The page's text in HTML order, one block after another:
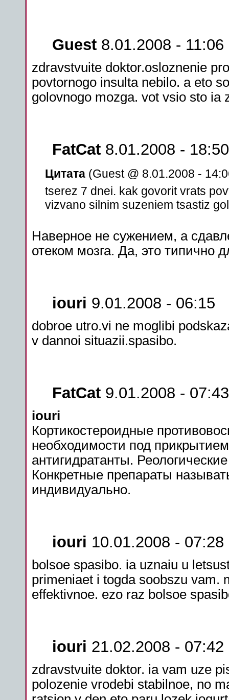
Guest 8.01.2008 - 11:06
zdravstvuite doktor.osloznenie
povtornogo insulta nebilo. a eto
golovnogo mozga. vot vsio sto ia
FatCat 8.01.2008 - 18:50
Цитата(Guest @ 8.01.2008 -
tserez 7 dnei. kak govorit vrats
vizvano silnim suzeniem tsastiz
Наверное не сужением, а
отеком мозга. Да, это типично
iouri 9.01.2008 - 06:15
dobroe utro.vi ne moglibi
v dannoi situazii.spasibo.
FatCat 9.01.2008 - 07:43
iouri
Кортикостероидные
необходимости под прикрытием
антигидратанты.
Конкретные препараты
индивидуально.
iouri 10.01.2008 - 07:28
bolsoe spasibo. ia uznaiu u
primeniaet i togda soobszu vam.
effektivnoe. ezo raz bolsoe
iouri 21.02.2008 - 07:42
zdravstvuite doktor. ia vam uze
polozenie vrodebi stabilnoe, no